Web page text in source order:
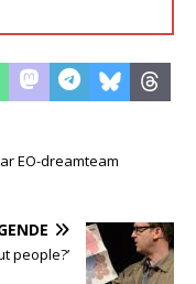
EO-dreamteam
people?’